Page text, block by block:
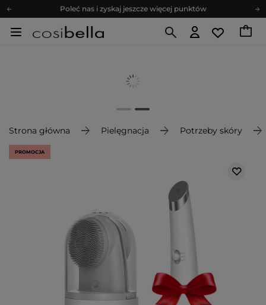
Poleć nas i zyskaj jeszcze więcej punktów
Zapisz się na newsletter pełen porad
Poleć nas i zyskaj jeszcze więcej punktów
Strona główna Pielęgnacja Potrzeby skóry
PROMOCJA